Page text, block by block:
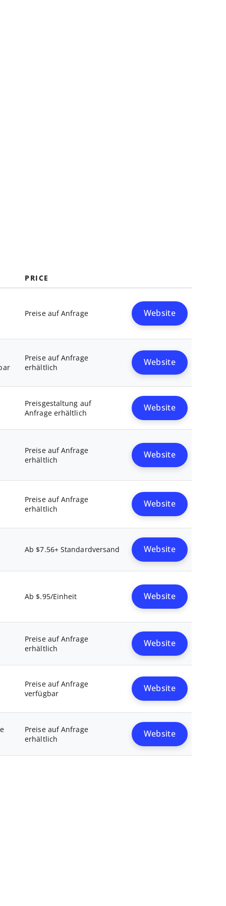
PRICE
Preise auf Anfrage Website
Preise auf Anfrage
erhältlich
Website
Preisgestaltung auf
Anfrage erhältlich
Website
Preise auf Anfrage
erhältlich
Website
Preise auf Anfrage
erhältlich
Website
Ab $7.56+ Standardversand Website
Ab $.95/Einheit Website
Preise auf Anfrage
erhältlich
Website
Preise auf Anfrage
verfügbar
Website
Preise auf Anfrage
erhältlich
Website